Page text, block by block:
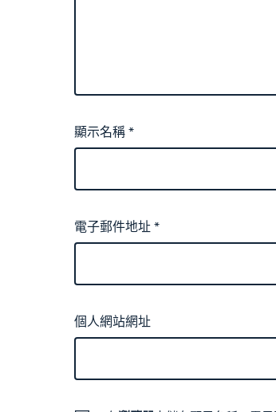
顯示名稱*
電子郵件地址*
個人網站網址